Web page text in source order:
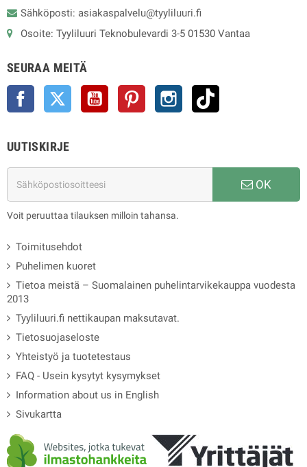
Sähköposti: asiakaspalvelu@tyyliluuri.fi
Osoite: Tyyliluuri Teknobulevardi 3-5 01530 Vantaa
SEURAA MEITÄ
Facebook Twitter YouTube Pinterest Instagram
UUTISKIRJE
OK
Voit peruuttaa tilauksen milloin tahansa.
Toimitusehdot
Puhelimen kuoret
Tietoa meistä – Suomalainen puhelintarvikekauppa vuodesta
2013
Tyyliluuri.fi nettikaupan maksutavat.
Tietosuojaseloste
Yhteistyö ja tuotetestaus
FAQ - Usein kysytyt kysymykset
Information about us in English
Sivukartta